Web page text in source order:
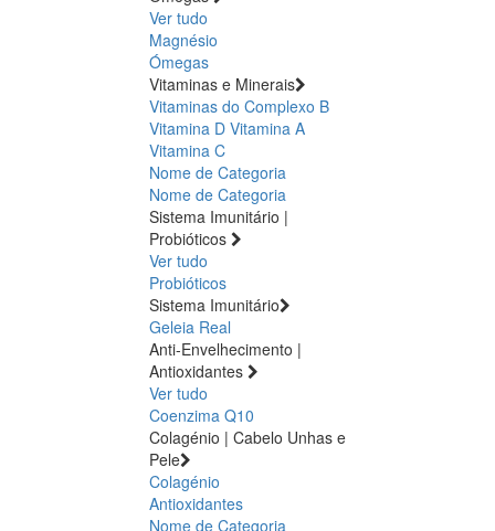
Ver tudo
Magnésio
Ómegas
Vitaminas e Minerais
Vitaminas do Complexo B
Vitamina D Vitamina A
Vitamina C
Nome de Categoria
Nome de Categoria
Sistema Imunitário |
Probióticos
Ver tudo
Probióticos
Sistema Imunitário
Geleia Real
Anti-Envelhecimento |
Antioxidantes
Ver tudo
Coenzima Q10
Colagénio | Cabelo Unhas e
Pele
Colagénio
Antioxidantes
Nome de Categoria